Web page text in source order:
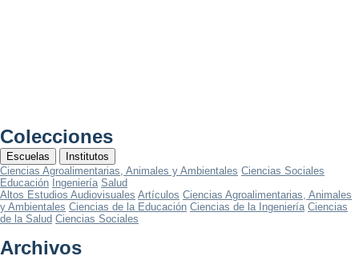
Colecciones
Escuelas
Institutos
Ciencias Agroalimentarias, Animales y Ambientales Ciencias Sociales
Educación Ingeniería Salud
Altos Estudios Audiovisuales Artículos Ciencias Agroalimentarias, Animales
y Ambientales Ciencias de la Educación Ciencias de la Ingeniería Ciencias
de la Salud Ciencias Sociales
Archivos